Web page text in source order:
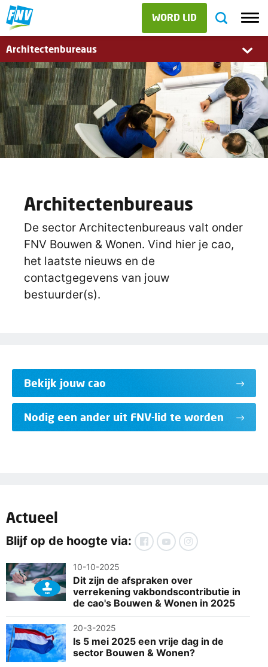
WORD LID
Architectenbureaus
Architectenbureaus
De sector Architectenbureaus valt onder
FNV Bouwen & Wonen. Vind hier je cao,
het laatste nieuws en de
contactgegevens van jouw
bestuurder(s).
Bekijk jouw cao
Nodig een ander uit FNV-lid te worden
Actueel
Blijf op de hoogte via:
10-10-2025
Dit zijn de afspraken over
verrekening vakbondscontributie in
de cao's Bouwen & Wonen in 2025
20-3-2025
Is 5 mei 2025 een vrije dag in de
sector Bouwen & Wonen?